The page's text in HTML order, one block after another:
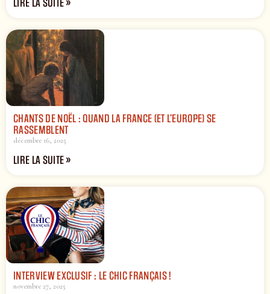
LIRE LA SUITE »
CHANTS DE NOËL : QUAND LA FRANCE (ET L’EUROPE) SE
RASSEMBLENT
décembre 16, 2025
LIRE LA SUITE »
INTERVIEW EXCLUSIF : LE CHIC FRANÇAIS !
novembre 27, 2025